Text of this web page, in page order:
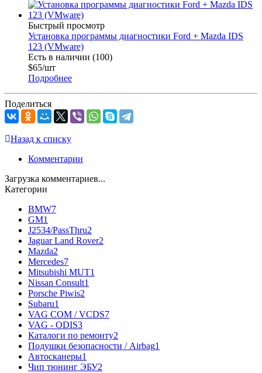
Быстрый просмотр
Установка программы диагностики Ford + Mazda IDS
123 (VMware)
Есть в наличии (100)
$65/шт
Подробнее
Поделиться
Назад к списку
Комментарии
Загрузка комментариев...
Категории
BMW7
GM1
J2534/PassThru2
Jaguar Land Rover2
Mazda2
Mercedes7
Mitsubishi MUT1
Nissan Consult1
Porsche Piwis2
Subaru1
VAG COM / VCDS7
VAG - ODIS3
Каталоги по ремонту2
Подушки безопасности / Airbag1
Автосканеры1
Чип тюнинг ЭБУ2